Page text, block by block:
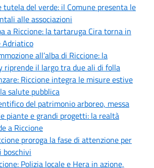
tutela del verde: il Comune presenta le
alle associazioni
a Riccione: la tartaruga Cira torna in
Adriatico
all’alba di Riccione: la
riprende il largo tra due ali di folla
Riccione integra le misure estive
salute pubblica
del patrimonio arboreo, messa
piante e grandi progetti: la realtà
a Riccione
proroga la fase di attenzione per
boschivi
Polizia locale e Hera in azione,